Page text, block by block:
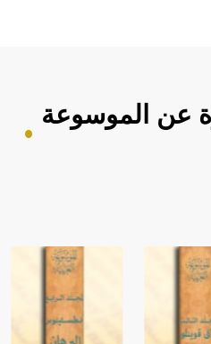
عن الموسوعة